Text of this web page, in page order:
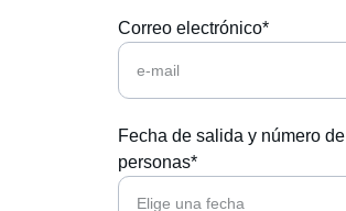
Correo electrónico*
Fecha de salida y número de
personas*